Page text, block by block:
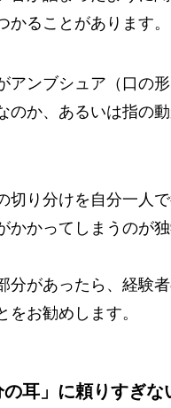
かることがあります。
アンブシュア（口の形
のか、あるいは指の
切り分けを自分一人
かかってしまうのが
分があったら、経験
をお勧めします。
耳」に頼りすぎな